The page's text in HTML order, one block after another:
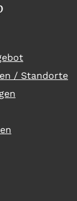
/ Standorte